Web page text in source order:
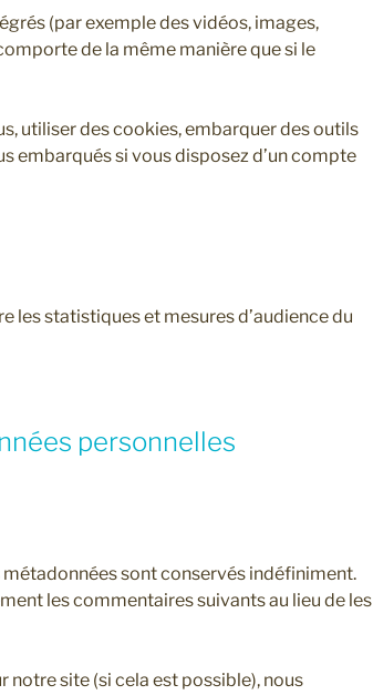
(par exemple des vidéos, images,
de la même manière que si le
utiliser des cookies, embarquer des outils
embarqués si vous disposez d’un compte
les statistiques et mesures d’audience du
personnelles
sont conservés indéfiniment.
les commentaires suivants au lieu de les
notre site (si cela est possible), nous